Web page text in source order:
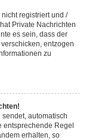
registriert und /
Private Nachrichten
es sein, dass der
entzogen
zu
automatisch
entsprechende Regel
erhalten, so